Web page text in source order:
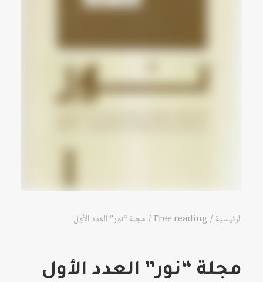
الرئيسية Free reading مجلة “نور” العدد الأول
مجلة “نور” العدد الأول